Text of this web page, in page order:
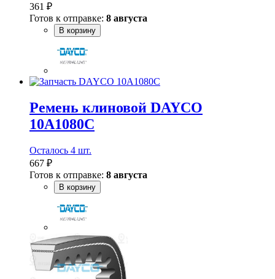
361 ₽
Готов к отправке: 8 августа
В корзину
Ремень клиновой DAYCO
10A1080C
Осталось 4 шт.
667 ₽
Готов к отправке: 8 августа
В корзину